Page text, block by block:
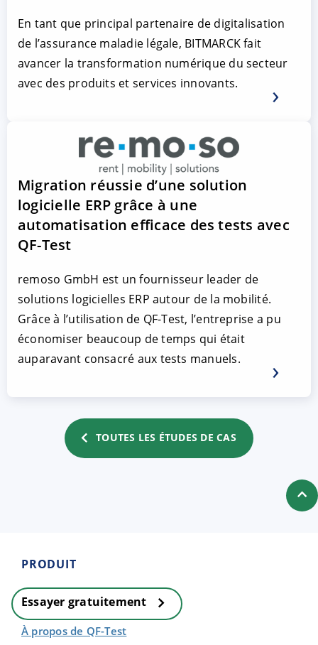
En tant que principal partenaire de digitalisation
de l’assurance maladie légale, BITMARCK fait
avancer la transformation numérique du secteur
avec des produits et services innovants.
Migration réussie d’une solution
logicielle ERP grâce à une
automatisation efficace des tests avec
QF-Test
remoso GmbH est un fournisseur leader de
solutions logicielles ERP autour de la mobilité.
Grâce à l’utilisation de QF-Test, l’entreprise a pu
économiser beaucoup de temps qui était
auparavant consacré aux tests manuels.
TOUTES LES ÉTUDES DE CAS
PRODUIT
Essayer gratuitement
À propos de QF-Test